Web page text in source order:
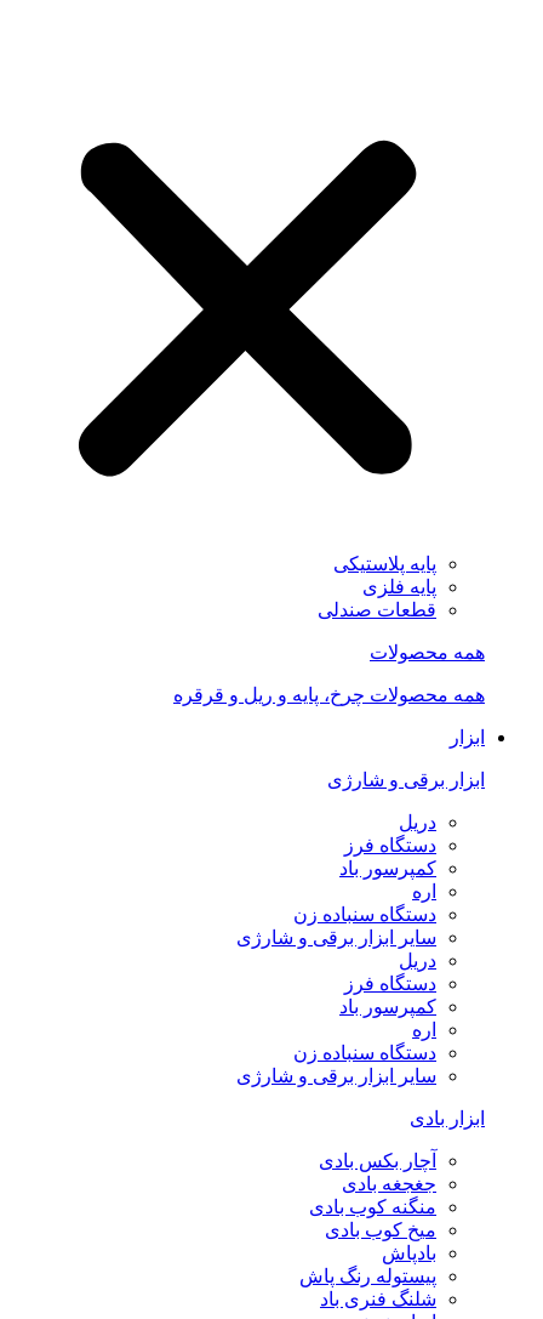
پایه پلاستیکی
پایه فلزی
قطعات صندلی
همه محصولات
همه محصولات چرخ، پایه و ریل و قرقره
ابزار
ابزار برقی و شارژی
دریل
دستگاه فرز
کمپرسور باد
اره
دستگاه سنباده زن
سایر ابزار برقی و شارژی
دریل
دستگاه فرز
کمپرسور باد
اره
دستگاه سنباده زن
سایر ابزار برقی و شارژی
ابزار بادی
آچار بکس بادی
جغجغه بادی
منگنه کوب بادی
میخ کوب بادی
بادپاش
پیستوله رنگ پاش
شلنگ فنری باد